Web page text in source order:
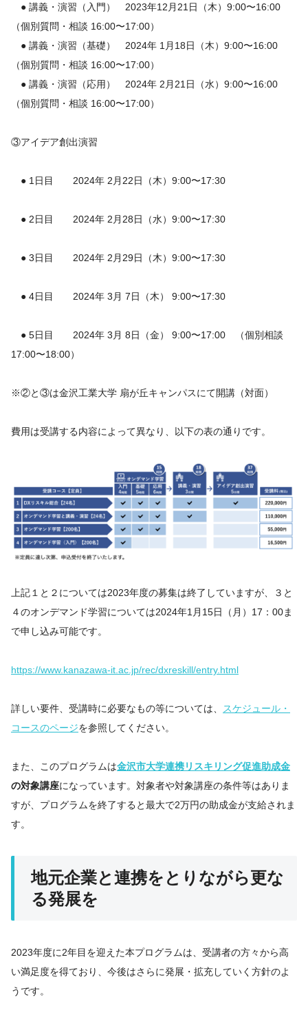
● 講義・演習（入門） 2023年12月21日（木）9:00〜16:00
（個別質問・相談 16:00〜17:00）
● 講義・演習（基礎） 2024年 1月18日（木）9:00〜16:00
（個別質問・相談 16:00〜17:00）
● 講義・演習（応用） 2024年 2月21日（水）9:00〜16:00
（個別質問・相談 16:00〜17:00）
③アイデア創出演習
● 1日目 2024年 2月22日（木）9:00〜17:30
● 2日目 2024年 2月28日（水）9:00〜17:30
● 3日目 2024年 2月29日（木）9:00〜17:30
● 4日目 2024年 3月 7日（木） 9:00〜17:30
● 5日目 2024年 3月 8日（金） 9:00〜17:00 （個別相談
17:00〜18:00）
※②と③は金沢工業大学 扇が丘キャンパスにて開講（対面）
費用は受講する内容によって異なり、以下の表の通りです。
上記１と２については2023年度の募集は終了していますが、３と
４のオンデマンド学習については2024年1月15日（月）17：00ま
で申し込み可能です。
https://www.kanazawa-it.ac.jp/rec/dxreskill/entry.html
詳しい要件、受講時に必要なもの等については、 スケジュール・
コースのページを参照してください。
また、このプログラムは金沢市大学連携リスキリング促進助成金
の対象講座になっています。対象者や対象講座の条件等はありま
すが、プログラムを終了すると最大で2万円の助成金が支給されま
す。
地元企業と連携をとりながら更な
る発展を
2023年度に2年目を迎えた本プログラムは、受講者の方々から高
い満足度を得ており、今後はさらに発展・拡充していく方針のよ
うです。